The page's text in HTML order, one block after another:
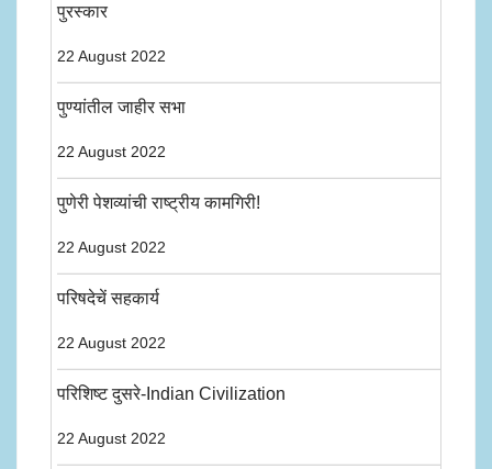
पुरस्कार
22 August 2022
पुण्यांतील जाहीर सभा
22 August 2022
पुणेरी पेशव्यांची राष्ट्रीय कामगिरी!
22 August 2022
परिषदेचें सहकार्य
22 August 2022
परिशिष्ट दुसरे-Indian Civilization
22 August 2022